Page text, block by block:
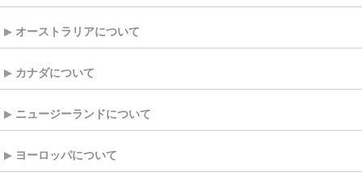
オーストラリアについて
カナダについて
ニュージーランドについて
ヨーロッパについて